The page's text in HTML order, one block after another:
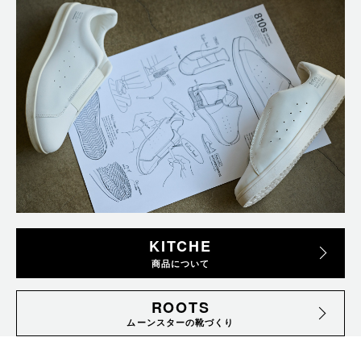
KITCHE
商品について
ROOTS
ムーンスターの靴づくり